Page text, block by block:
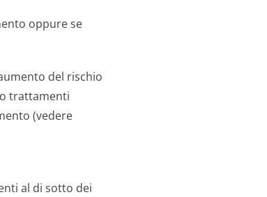
oppure se
del rischio
trattamenti
(vedere
al di sotto dei